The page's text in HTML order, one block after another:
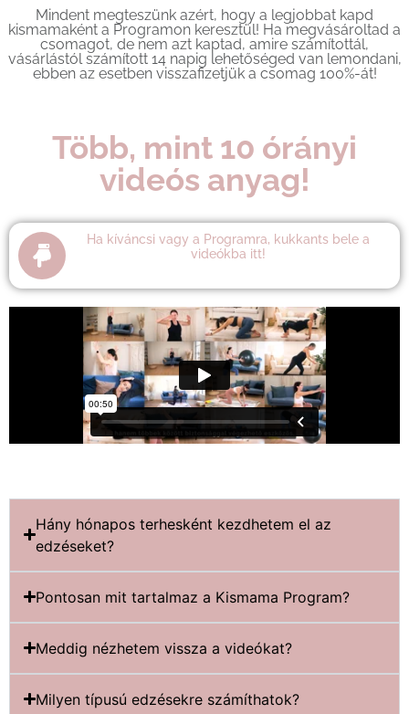
Mindent megteszünk azért, hogy a legjobbat kapd
kismamaként a Programon keresztül! Ha megvásároltad a
csomagot, de nem azt kaptad, amire számítottál,
vásárlástól számított 14 napig lehetőséged van lemondani,
ebben az esetben visszafizetjük a csomag 100%-át!
Több, mint 10 órányi
videós anyag!
Ha kíváncsi vagy a Programra, kukkants bele a
videókba itt!
Hány hónapos terhesként kezdhetem el az
edzéseket?
Pontosan mit tartalmaz a Kismama Program?
Meddig nézhetem vissza a videókat?
Milyen típusú edzésekre számíthatok?